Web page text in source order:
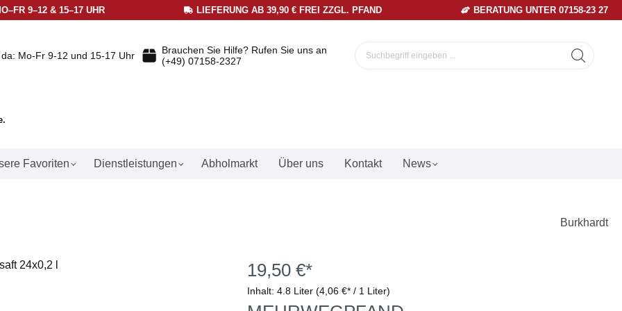
9–12 & 15–17 UHR LIEFERUNG AB 39,90 € FREI ZZGL. PFAND BERATUNG UNTER 07158-23 27
Mo-Fr 9-12 und 15-17 Uhr
Brauchen Sie Hilfe? Rufen Sie uns an
(+49) 07158-2327
Favoriten Dienstleistungen Abholmarkt Über uns Kontakt News
Burkhardt
19,50 €*
Inhalt: 4.8 Liter (4,06 €* / 1 Liter)